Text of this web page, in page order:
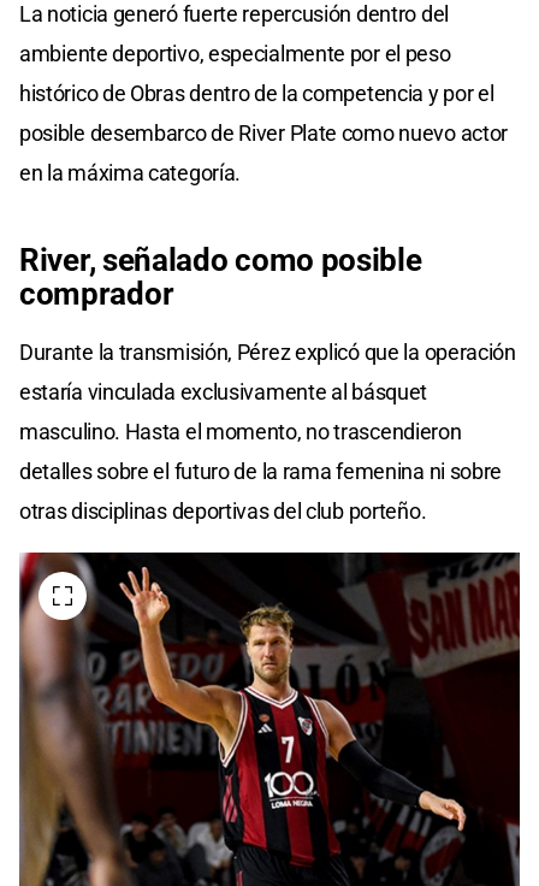
La noticia generó fuerte repercusión dentro del
ambiente deportivo, especialmente por el peso
histórico de Obras dentro de la competencia y por el
posible desembarco de River Plate como nuevo actor
en la máxima categoría.
River, señalado como posible
comprador
Durante la transmisión, Pérez explicó que la operación
estaría vinculada exclusivamente al básquet
masculino. Hasta el momento, no trascendieron
detalles sobre el futuro de la rama femenina ni sobre
otras disciplinas deportivas del club porteño.